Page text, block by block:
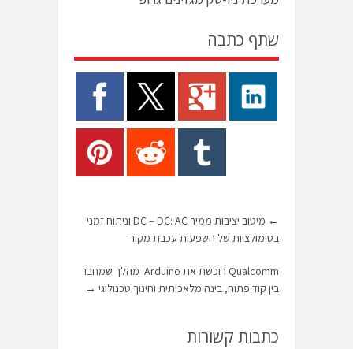
שתף כתבה
←
מיטוב יציבות ממיר DC – DC: AC וניתוח זמני
בסימולציות של השפעות עכבת מקור
Qualcomm רוכשת את Arduino: מהלך שמחבר
בין קוד פתוח, בינה מלאכותית וחינוך טכנולוגי →
כתבות קשורות